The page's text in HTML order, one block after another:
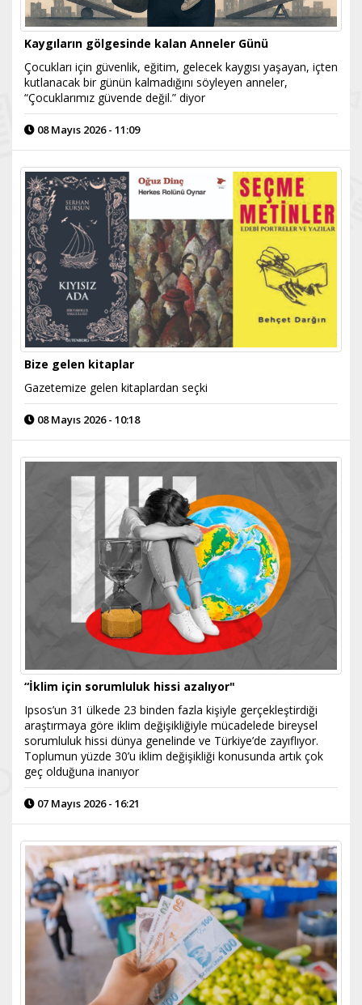
Kaygıların gölgesinde kalan Anneler Günü
Çocukları için güvenlik, eğitim, gelecek kaygısı yaşayan, içten
kutlanacak bir günün kalmadığını söyleyen anneler,
“Çocuklarımız güvende değil.” diyor
08 Mayıs 2026 - 11:09
Bize gelen kitaplar
Gazetemize gelen kitaplardan seçki
08 Mayıs 2026 - 10:18
“İklim için sorumluluk hissi azalıyor"
Ipsos’un 31 ülkede 23 binden fazla kişiyle gerçekleştirdiği
araştırmaya göre iklim değişikliğiyle mücadelede bireysel
sorumluluk hissi dünya genelinde ve Türkiye’de zayıflıyor.
Toplumun yüzde 30’u iklim değişikliği konusunda artık çok
geç olduğuna inanıyor
07 Mayıs 2026 - 16:21